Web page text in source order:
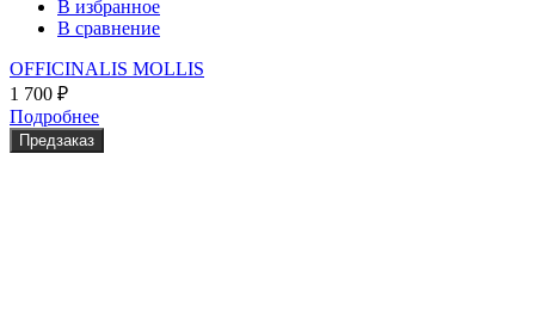
В избранное
В сравнение
OFFICINALIS MOLLIS
1 700 ₽
Подробнее
Предзаказ